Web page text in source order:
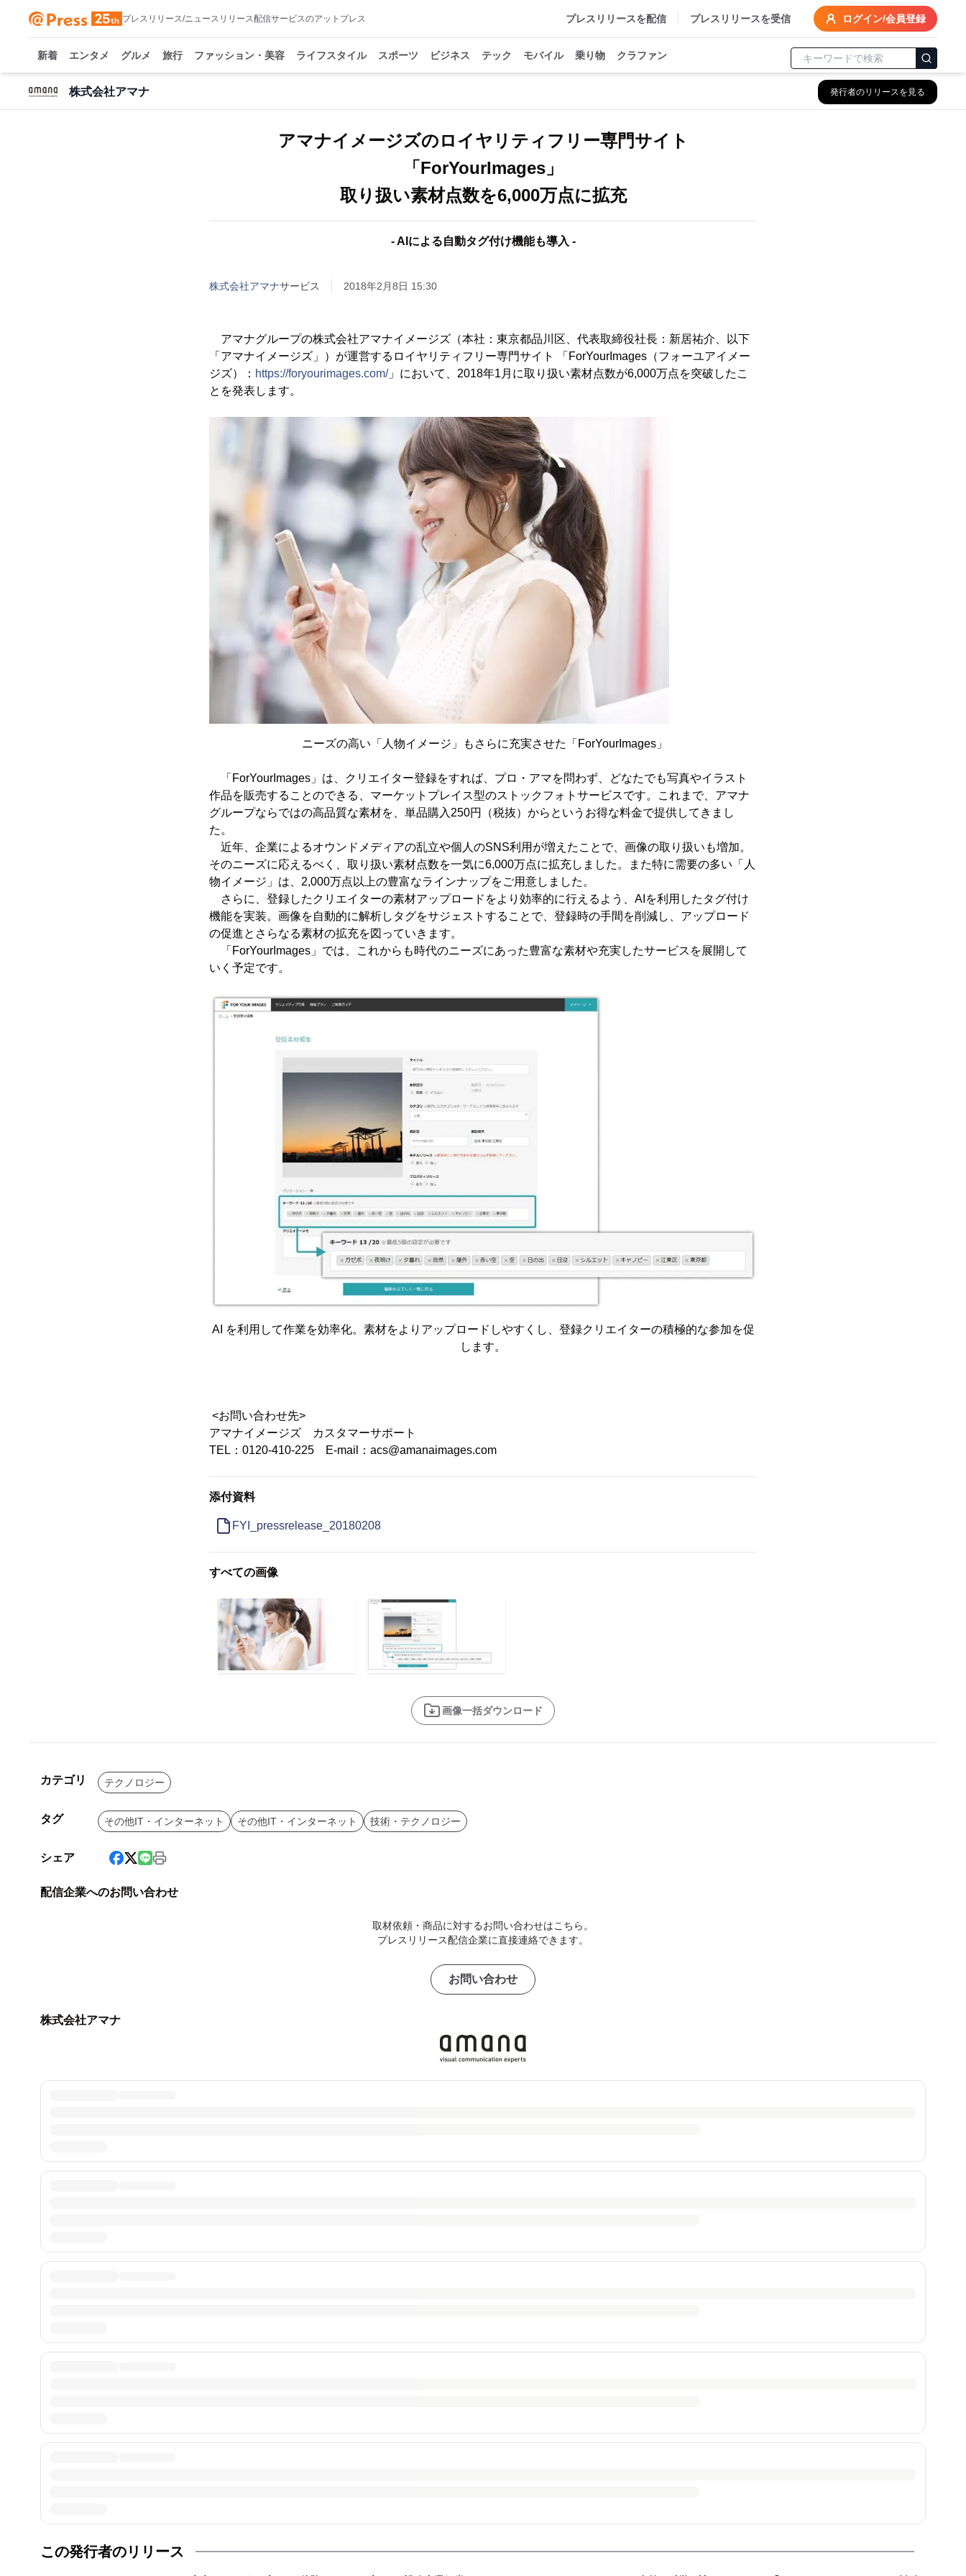
プレスリリース/ニュースリリース配信サービスのアットプレス プレスリリースを配信 プレスリリースを受信 ログイン/会員登録
新着 エンタメ グルメ 旅行 ファッション・美容 ライフスタイル スポーツ ビジネス テック モバイル 乗り物 クラファン
株式会社アマナ 発行者のリリースを見る
アマナイメージズのロイヤリティフリー専門サイト
「ForYourImages」
取り扱い素材点数を6,000万点に拡充
- AIによる自動タグ付け機能も導入 -
株式会社アマナサービス 2018年2月8日 15:30
アマナグループの株式会社アマナイメージズ（本社：東京都品川区、代表取締役社長：新居祐介、以下
「アマナイメージズ」）が運営するロイヤリティフリー専門サイト 「ForYourImages（フォーユアイメー
ジズ）： https://foryourimages.com/」において、2018年1月に取り扱い素材点数が6,000万点を突破したこ
とを発表します。
ニーズの高い「人物イメージ」もさらに充実させた「ForYourImages」
「ForYourImages」は、クリエイター登録をすれば、プロ・アマを問わず、どなたでも写真やイラスト
作品を販売することのできる、マーケットプレイス型のストックフォトサービスです。これまで、アマナ
グループならではの高品質な素材を、単品購入250円（税抜）からというお得な料金で提供してきまし
た。
近年、企業によるオウンドメディアの乱立や個人のSNS利用が増えたことで、画像の取り扱いも増加。
そのニーズに応えるべく、取り扱い素材点数を一気に6,000万点に拡充しました。また特に需要の多い「人
物イメージ」は、2,000万点以上の豊富なラインナップをご用意しました。
さらに、登録したクリエイターの素材アップロードをより効率的に行えるよう、AIを利用したタグ付け
機能を実装。画像を自動的に解析しタグをサジェストすることで、登録時の手間を削減し、アップロード
の促進とさらなる素材の拡充を図っていきます。
「ForYourImages」では、これからも時代のニーズにあった豊富な素材や充実したサービスを展開して
いく予定です。
AI を利用して作業を効率化。素材をよりアップロードしやすくし、登録クリエイターの積極的な参加を促
します。
<お問い合わせ先>
アマナイメージズ カスタマーサポート
TEL：0120-410-225 E-mail：acs@amanaimages.com
添付資料
FYI_pressrelease_20180208
すべての画像
画像一括ダウンロード
カテゴリ テクノロジー
タグ その他IT・インターネット その他IT・インターネット 技術・テクノロジー
シェア
配信企業へのお問い合わせ
取材依頼・商品に対するお問い合わせはこちら。
プレスリリース配信企業に直接連絡できます。
お問い合わせ
株式会社アマナ
この発行者のリリース